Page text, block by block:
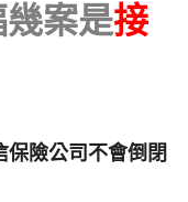
案是接
保險公司不會倒閉